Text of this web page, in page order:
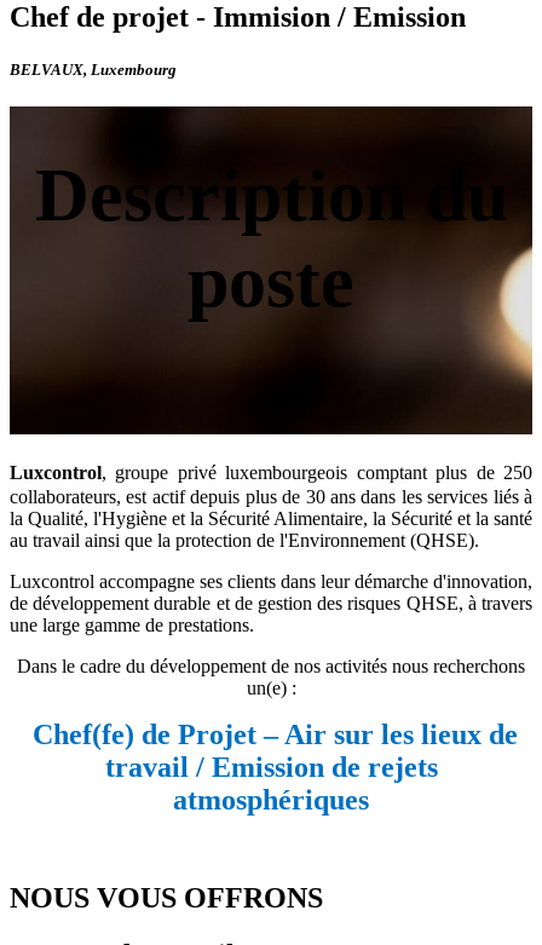
Chef de projet - Immision / Emission
BELVAUX, Luxembourg
Description du
poste
Luxcontrol, groupe privé luxembourgeois comptant plus de 250
collaborateurs, est actif depuis plus de 30 ans dans les services liés à
la Qualité, l'Hygiène et la Sécurité Alimentaire, la Sécurité et la santé
au travail ainsi que la protection de l'Environnement (QHSE).
Luxcontrol accompagne ses clients dans leur démarche d'innovation,
de développement durable et de gestion des risques QHSE, à travers
une large gamme de prestations.
Dans le cadre du développement de nos activités nous recherchons
un(e) :
Chef(fe) de Projet – Air sur les lieux de
travail / Emission de rejets
atmosphériques
NOUS VOUS OFFRONS